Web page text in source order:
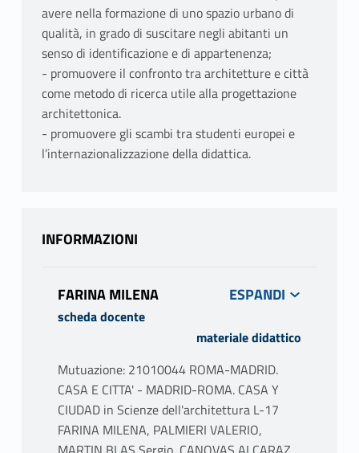
avere nella formazione di uno spazio urbano di
qualità, in grado di suscitare negli abitanti un
senso di identificazione e di appartenenza;
- promuovere il confronto tra architetture e città
come metodo di ricerca utile alla progettazione
architettonica.
- promuovere gli scambi tra studenti europei e
l’internazionalizzazione della didattica.
INFORMAZIONI
FARINA MILENA
scheda docente
materiale didattico
Mutuazione: 21010044 ROMA-MADRID.
CASA E CITTA' - MADRID-ROMA. CASA Y
CIUDAD in Scienze dell'architettura L-17
FARINA MILENA, PALMIERI VALERIO,